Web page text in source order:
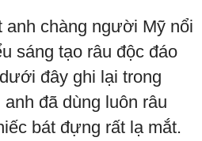
anh chàng người Mỹ nổi
sáng tạo râu độc đáo
đây ghi lại trong
đã dùng luôn râu
bát đựng rất lạ mắt.